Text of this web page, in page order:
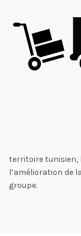
territoire tunisien,
l’amélioration de
groupe.